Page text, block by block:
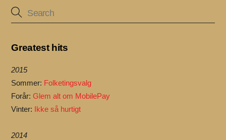
Greatest hits
2015
Sommer: Folketingsvalg
Forår:Glem alt om MobilePay
Vinter: Ikke så hurtigt
2014